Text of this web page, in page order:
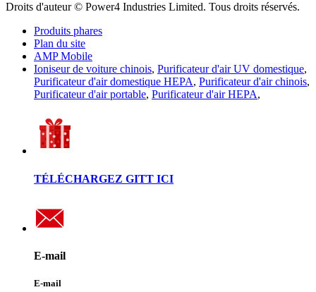
Droits d'auteur © Power4 Industries Limited. Tous droits réservés.
Produits phares
Plan du site
AMP Mobile
Ioniseur de voiture chinois, Purificateur d'air UV domestique,
Purificateur d'air domestique HEPA, Purificateur d'air chinois,
Purificateur d'air portable, Purificateur d'air HEPA,
TÉLÉCHARGEZ GITT ICI
E-mail
E-mail